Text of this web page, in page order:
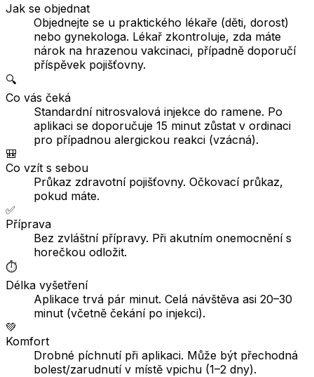
Jak se objednat
Objednejte se u praktického lékaře (děti, dorost)
nebo gynekologa. Lékař zkontroluje, zda máte
nárok na hrazenou vakcinaci, případně doporučí
příspěvek pojišťovny.
🔍
Co vás čeká
Standardní nitrosvalová injekce do ramene. Po
aplikaci se doporučuje 15 minut zůstat v ordinaci
pro případnou alergickou reakci (vzácná).
🎒
Co vzít s sebou
Průkaz zdravotní pojišťovny. Očkovací průkaz,
pokud máte.
✅
Příprava
Bez zvláštní přípravy. Při akutním onemocnění s
horečkou odložit.
⏱️
Délka vyšetření
Aplikace trvá pár minut. Celá návštěva asi 20–30
minut (včetně čekání po injekci).
💚
Komfort
Drobné píchnutí při aplikaci. Může být přechodná
bolest/zarudnutí v místě vpichu (1–2 dny).